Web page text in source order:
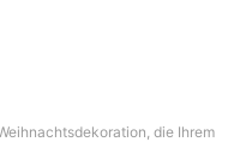
die Ihrem